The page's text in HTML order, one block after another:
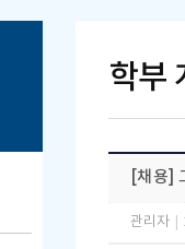
학부
[채용]
관리자